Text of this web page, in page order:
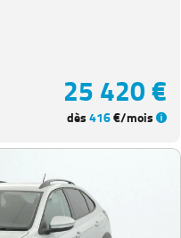
25 420 €
dès416€/mois